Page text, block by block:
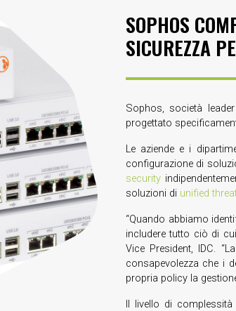
SOPHOS
SICUREZZA
Sophos, società
progettato
Le aziende e i
configurazione di
security
soluzioni di unified
“Quando abbiamo
includere tutto ciò di
Vice President, IDC.
consapevolezza che i
propria policy la
Il livello di